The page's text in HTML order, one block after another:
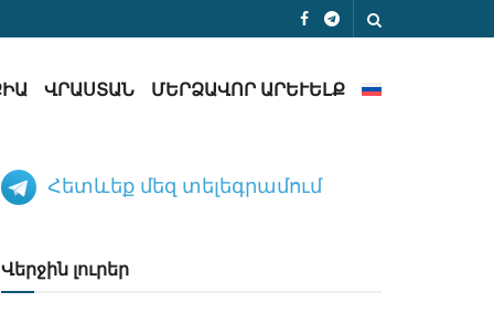
ՎՐԱՍՏԱՆ ՄԵՐՁԱՎՈՐ ԱՐԵՒԵԼՔ
Հետևեք մեզ տելեգրամում
Վերջին լուրեր